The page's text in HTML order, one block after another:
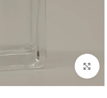
Click to enlarge